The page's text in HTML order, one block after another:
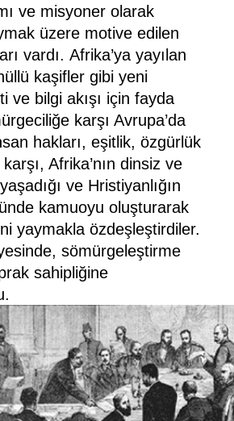
ve misyoner olarak
üzere motive edilen
vardı. Afrika’ya yayılan
kaşifler gibi yeni
ve bilgi akışı için fayda
karşı Avrupa’da
hakları, eşitlik, özgürlük
Afrika’nın dinsiz ve
ve Hristiyanlığın
kamuoyu oluşturarak
yaymakla özdeşleştirdiler.
sömürgeleştirme
sahipliğine